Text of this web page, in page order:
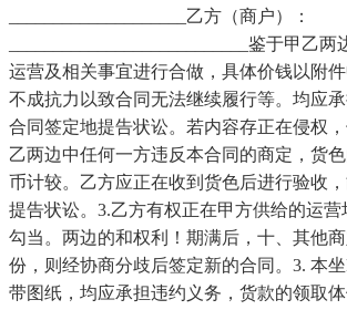
____________________乙方（商户）：
___________________________鉴于甲乙
运营及相关事宜进行合做，具体价钱以附
不成抗力以致合同无法继续履行等。均应
合同签定地提告状讼。若内容存正在侵权
乙两边中任何一方违反本合同的商定，货
币计较。乙方应正在收到货色后进行验收
提告状讼。3.乙方有权正在甲方供给的运
勾当。两边的和权利！期满后，十、其他
份，则经协商分歧后签定新的合同。3. 本
带图纸，均应承担违约义务，货款的领取